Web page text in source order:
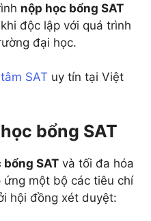
nộp học bổng SAT
độc lập với quá trình
đại học.
SAT uy tín tại Việt
bổng SAT
bổng SAT và tối đa hóa
ứng một bộ các tiêu chí
hội đồng xét duyệt: